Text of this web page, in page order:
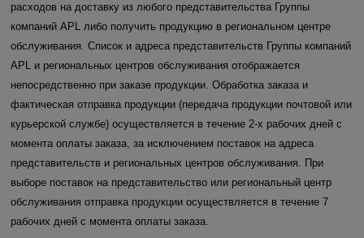
расходов на доставку из любого представительства Группы
компаний APL либо получить продукцию в региональном центре
обслуживания. Список и адреса представительств Группы компаний
APL и региональных центров обслуживания отображается
непосредственно при заказе продукции. Обработка заказа и
фактическая отправка продукции (передача продукции почтовой или
курьерской службе) осуществляется в течение 2-х рабочих дней с
момента оплаты заказа, за исключением поставок на адреса
представительств и региональных центров обслуживания. При
выборе поставок на представительство или региональный центр
обслуживания отправка продукции осуществляется в течение 7
рабочих дней с момента оплаты заказа.